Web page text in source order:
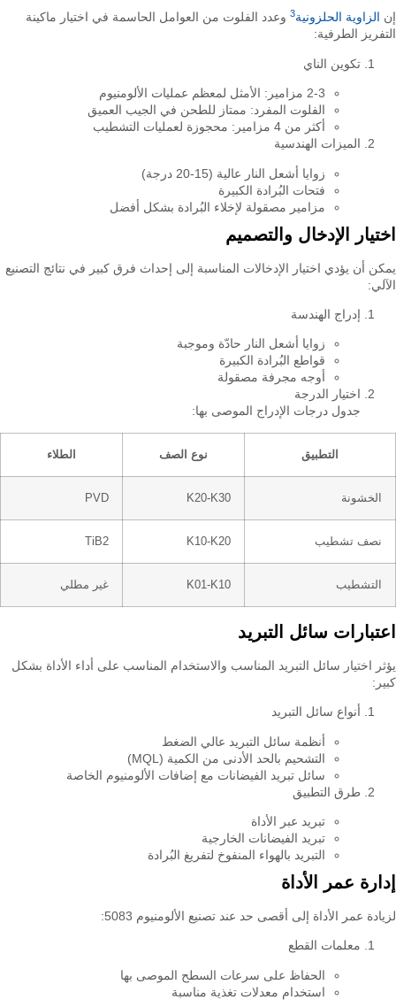
إن الزاوية الحلزونية3 وعدد الفلوت من العوامل الحاسمة في اختيار ماكينة
التفريز الطرفية:
تكوين الناي
2-3 مزامير: الأمثل لمعظم عمليات الألومنيوم
الفلوت المفرد: ممتاز للطحن في الجيب العميق
أكثر من 4 مزامير: محجوزة لعمليات التشطيب
الميزات الهندسية
زوايا أشعل النار عالية (15-20 درجة)
فتحات البُرادة الكبيرة
مزامير مصقولة لإخلاء البُرادة بشكل أفضل
اختيار الإدخال والتصميم
يمكن أن يؤدي اختيار الإدخالات المناسبة إلى إحداث فرق كبير في نتائج التصنيع
الآلي:
إدراج الهندسة
زوايا أشعل النار حادّة وموجبة
قواطع البُرادة الكبيرة
أوجه مجرفة مصقولة
اختيار الدرجة
جدول درجات الإدراج الموصى بها:
التطبيق نوع الصف الطلاء
الخشونة K20-K30
PVD
نصف تشطيب K10-K20
TiB2
التشطيب K01-K10 غير مطلي
اعتبارات سائل التبريد
يؤثر اختيار سائل التبريد المناسب والاستخدام المناسب على أداء الأداة بشكل
كبير:
أنواع سائل التبريد
أنظمة سائل التبريد عالي الضغط
التشحيم بالحد الأدنى من الكمية (MQL)
سائل تبريد الفيضانات مع إضافات الألومنيوم الخاصة
طرق التطبيق
تبريد عبر الأداة
تبريد الفيضانات الخارجية
التبريد بالهواء المنفوخ لتفريغ البُرادة
إدارة عمر الأداة
لزيادة عمر الأداة إلى أقصى حد عند تصنيع الألومنيوم 5083:
معلمات القطع
الحفاظ على سرعات السطح الموصى بها
استخدام معدلات تغذية مناسبة